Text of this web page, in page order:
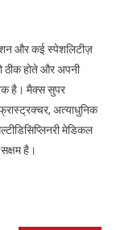
और कई स्पेशलिटीज़
ठीक होते और अपनी
है। मैक्स सुपर
अत्याधुनिक
मेडिकल
है।